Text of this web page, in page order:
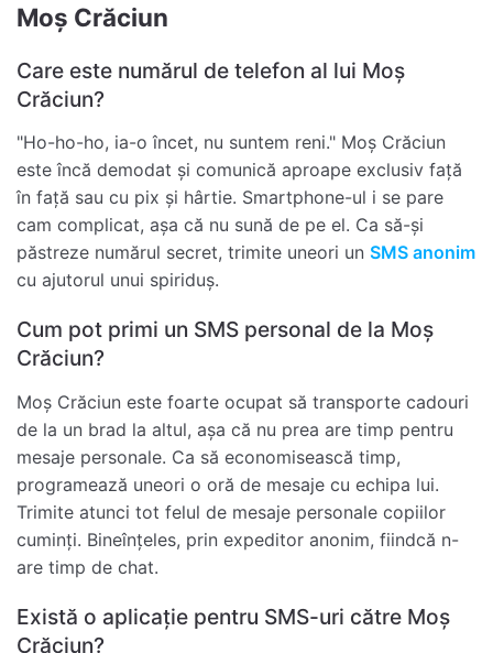
Moș Crăciun
Care este numărul de telefon al lui Moș
Crăciun?
"Ho-ho-ho, ia-o încet, nu suntem reni." Moș Crăciun
este încă demodat și comunică aproape exclusiv față
în față sau cu pix și hârtie. Smartphone-ul i se pare
cam complicat, așa că nu sună de pe el. Ca să-și
păstreze numărul secret, trimite uneori un SMS anonim
cu ajutorul unui spiriduș.
Cum pot primi un SMS personal de la Moș
Crăciun?
Moș Crăciun este foarte ocupat să transporte cadouri
de la un brad la altul, așa că nu prea are timp pentru
mesaje personale. Ca să economisească timp,
programează uneori o oră de mesaje cu echipa lui.
Trimite atunci tot felul de mesaje personale copiilor
cuminți. Bineînțeles, prin expeditor anonim, fiindcă n-
are timp de chat.
Există o aplicație pentru SMS-uri către Moș
Crăciun?